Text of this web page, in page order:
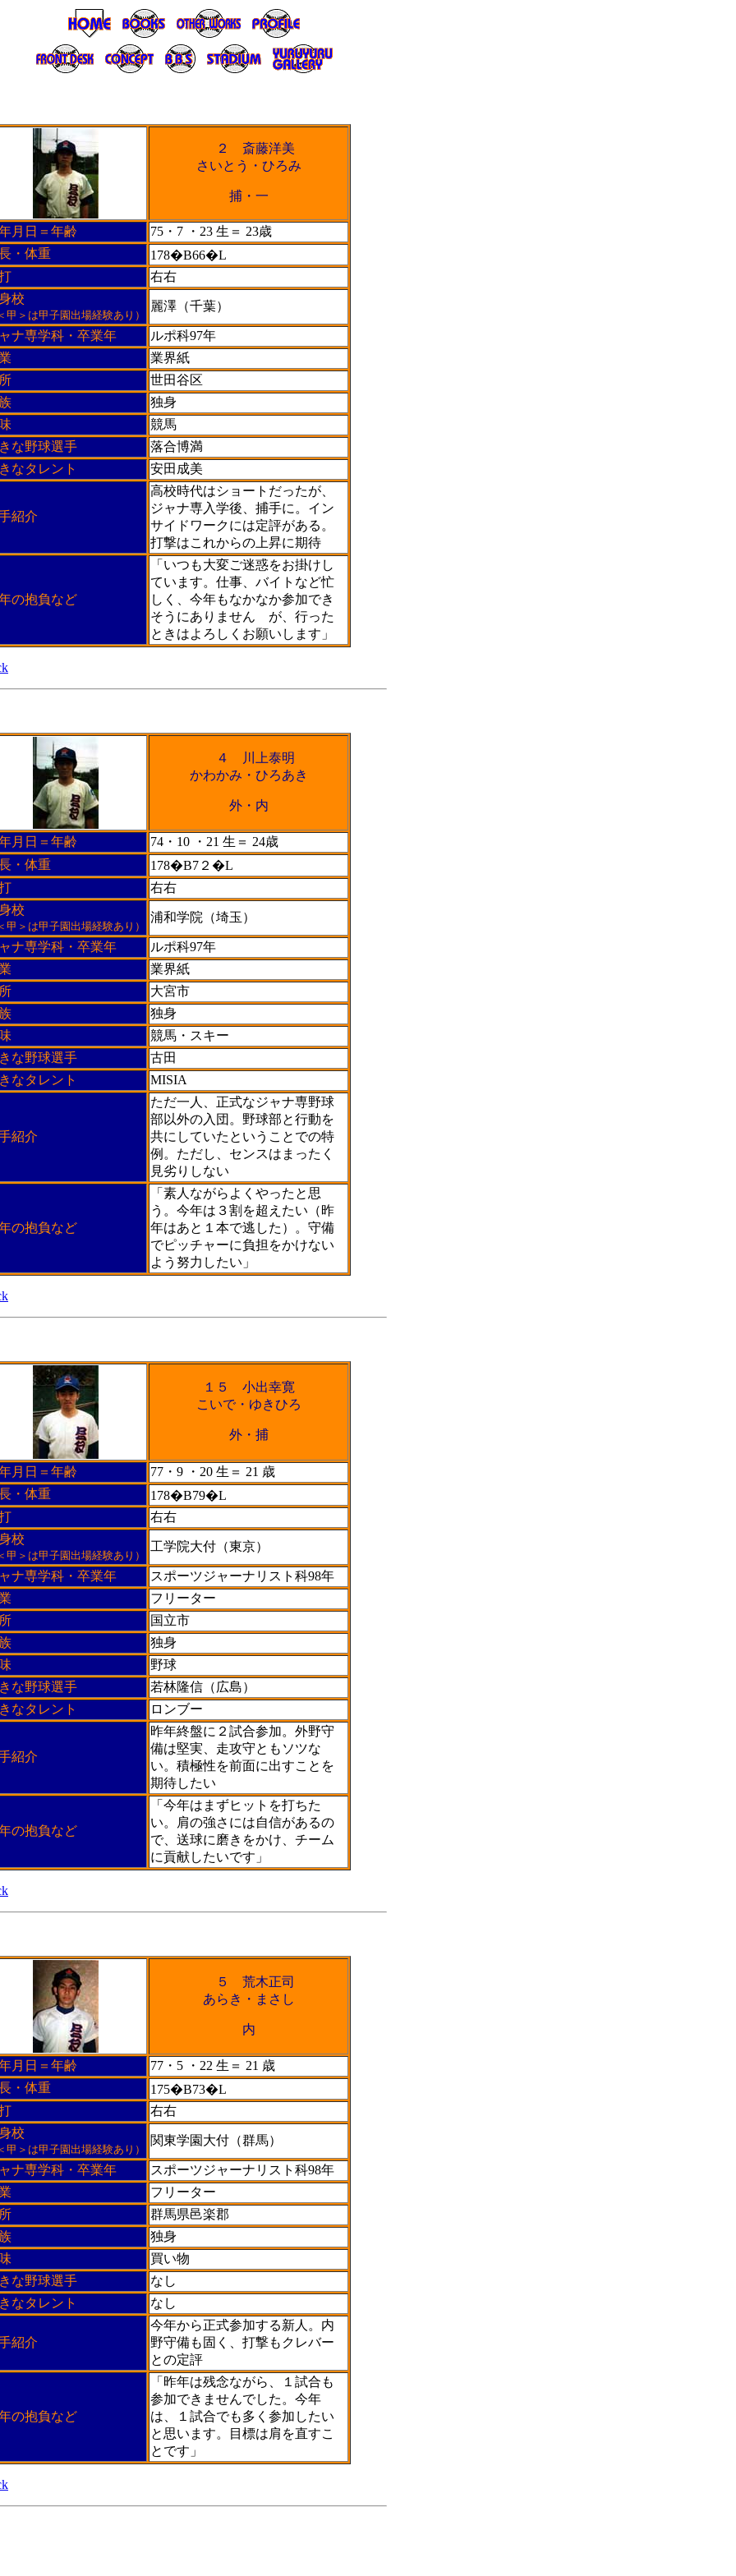
２ 斎藤洋美
さいとう・ひろみ
捕・一
月日＝年齢
75・7 ・23 生＝ 23歳
・体重
178�B66�L
右右
校
甲＞は甲子園出場経験あり）
麗澤（千葉）
ナ専学科・卒業年
ルポ科97年
業界紙
世田谷区
独身
競馬
な野球選手
落合博満
なタレント
安田成美
紹介
高校時代はショートだったが、
ジャナ専入学後、捕手に。イン
サイドワークには定評がある。
打撃はこれからの上昇に期待
の抱負など
「いつも大変ご迷惑をお掛けし
ています。仕事、バイトなど忙
しく、今年もなかなか参加でき
そうにありません が、行った
ときはよろしくお願いします」
４ 川上泰明
かわかみ・ひろあき
外・内
月日＝年齢
74・10 ・21 生＝ 24歳
・体重
178�B7２�L
右右
校
甲＞は甲子園出場経験あり）
浦和学院（埼玉）
ナ専学科・卒業年
ルポ科97年
業界紙
大宮市
独身
競馬・スキー
な野球選手
古田
なタレント
MISIA
紹介
ただ一人、正式なジャナ専野球
部以外の入団。野球部と行動を
共にしていたということでの特
例。ただし、センスはまったく
見劣りしない
の抱負など
「素人ながらよくやったと思
う。今年は３割を超えたい（昨
年はあと１本で逃した）。守備
でピッチャーに負担をかけない
よう努力したい」
１５ 小出幸寛
こいで・ゆきひろ
外・捕
月日＝年齢
77・9 ・20 生＝ 21 歳
・体重
178�B79�L
右右
校
甲＞は甲子園出場経験あり）
工学院大付（東京）
ナ専学科・卒業年
スポーツジャーナリスト科98年
フリーター
国立市
独身
野球
な野球選手
若林隆信（広島）
なタレント
ロンブー
紹介
昨年終盤に２試合参加。外野守
備は堅実、走攻守ともソツな
い。積極性を前面に出すことを
期待したい
の抱負など
「今年はまずヒットを打ちた
い。肩の強さには自信があるの
で、送球に磨きをかけ、チーム
に貢献したいです」
５ 荒木正司
あらき・まさし
内
月日＝年齢
77・5 ・22 生＝ 21 歳
・体重
175�B73�L
右右
校
甲＞は甲子園出場経験あり）
関東学園大付（群馬）
ナ専学科・卒業年
スポーツジャーナリスト科98年
フリーター
群馬県邑楽郡
独身
買い物
な野球選手
なし
なタレント
なし
紹介
今年から正式参加する新人。内
野守備も固く、打撃もクレバー
との定評
の抱負など
「昨年は残念ながら、１試合も
参加できませんでした。今年
は、１試合でも多く参加したい
と思います。目標は肩を直すこ
とです」